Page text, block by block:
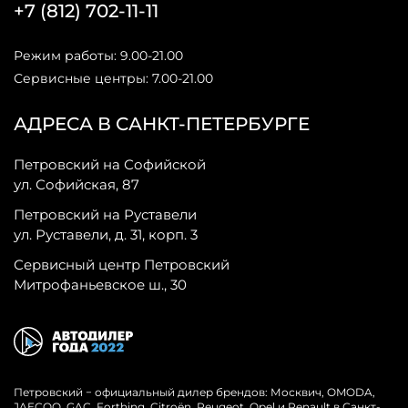
АДРЕСА В САНКТ-ПЕТЕРБУРГЕ
Петровский на Софийской
ул. Софийская, 87
Петровский на Руставели
ул. Руставели, д. 31, корп. 3
Сервисный центр Петровский
Митрофаньевское ш., 30
+7 (812) 702-11-11
Режим работы: 9.00-21.00
Сервисные центры: 7.00-21.00
Петровский − официальный дилер брендов: Москвич, OMODA,